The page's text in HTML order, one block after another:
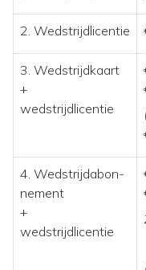
2. Wedstrijdlicentie
3. Wedstrijdkaart
+
wedstrijdlicentie
4. Wedstrijdabon-
nement
+
wedstrijdlicentie